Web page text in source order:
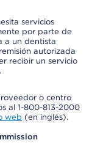
servicios
por parte de
a un dentista
autorizada
recibir un servicio
o centro
al 1-800-813-2000
web (en inglés).